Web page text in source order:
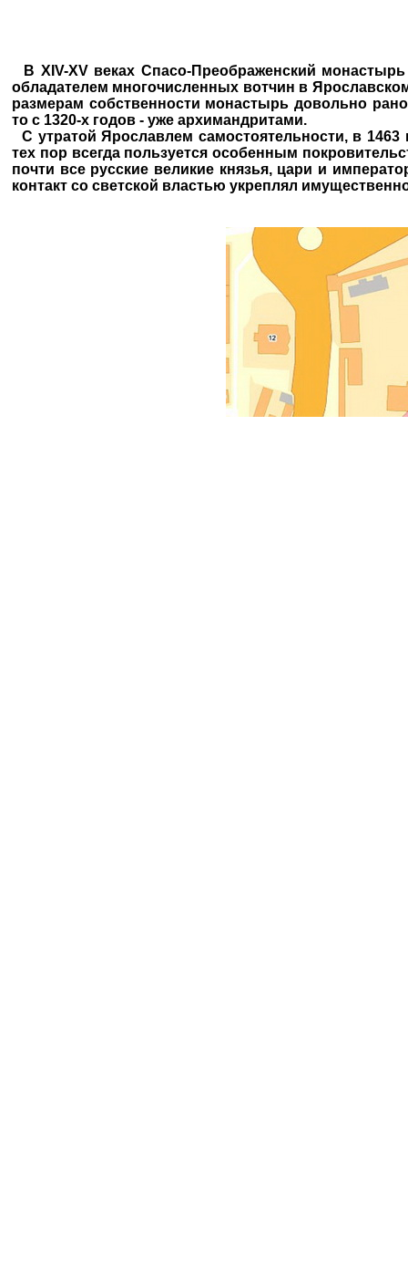
В XIV-XV веках Спасо-Преображенский
обладателем многочисленных вотчин в
размерам собственности монастырь довольно
то с 1320-х годов - уже архимандритами.
С утратой Ярославлем самостоятельности, в
тех пор всегда пользуется особенным
почти все русские великие князья, цари и
контакт со светской властью укреплял